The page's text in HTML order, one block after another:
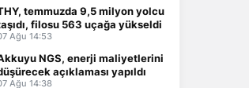
temmuzda 9,5 milyon yolcu
filosu 563 uçağa yükseldi
Ağu 14:53
NGS, enerji maliyetlerini
açıklaması yapıldı
Ağu 14:38